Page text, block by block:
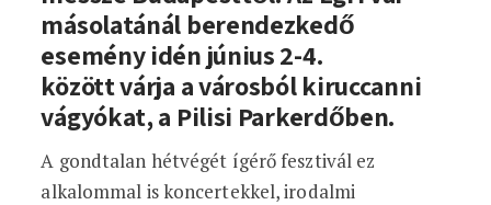
másolatánál berendezkedő
esemény idén június 2-4.
között várja a városból kiruccanni
vágyókat, a Pilisi Parkerdőben.
A gondtalan hétvégét ígérő fesztivál ez
alkalommal is koncertekkel, irodalmi